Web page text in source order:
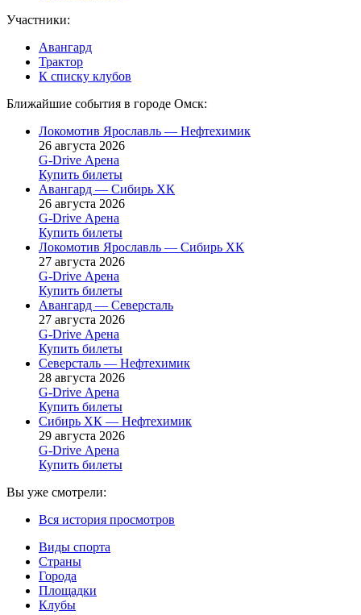
Участники:
Авангард
Трактор
К списку клубов
Ближайшие события в городе Омск:
Локомотив Ярославль — Нефтехимик
26 августа 2026
G-Drive Арена
Купить билеты
Авангард — Сибирь ХК
26 августа 2026
G-Drive Арена
Купить билеты
Локомотив Ярославль — Сибирь ХК
27 августа 2026
G-Drive Арена
Купить билеты
Авангард — Северсталь
27 августа 2026
G-Drive Арена
Купить билеты
Северсталь — Нефтехимик
28 августа 2026
G-Drive Арена
Купить билеты
Сибирь ХК — Нефтехимик
29 августа 2026
G-Drive Арена
Купить билеты
Вы уже смотрели:
Вся история просмотров
Виды спорта
Страны
Города
Площадки
Клубы